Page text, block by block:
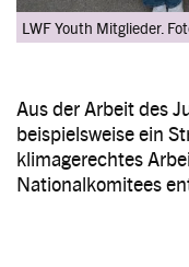
LWF Youth Mitglieder.
Aus der Arbeit des
beispielsweise ein
klimagerechtes
Nationalkomitees